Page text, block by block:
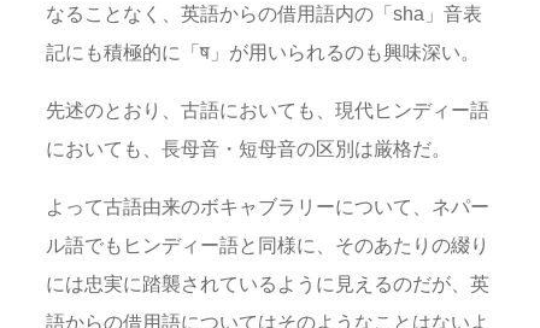
なることなく、英語からの借用語内の「sha」音表
記にも積極的に「ष」が用いられるのも興味深い。
先述のとおり、古語においても、現代ヒンディー語
においても、長母音・短母音の区別は厳格だ。
よって古語由来のボキャブラリーについて、ネパー
ル語でもヒンディー語と同様に、そのあたりの綴り
には忠実に踏襲されているように見えるのだが、英
語からの借用語についてはそのようなことはないよ